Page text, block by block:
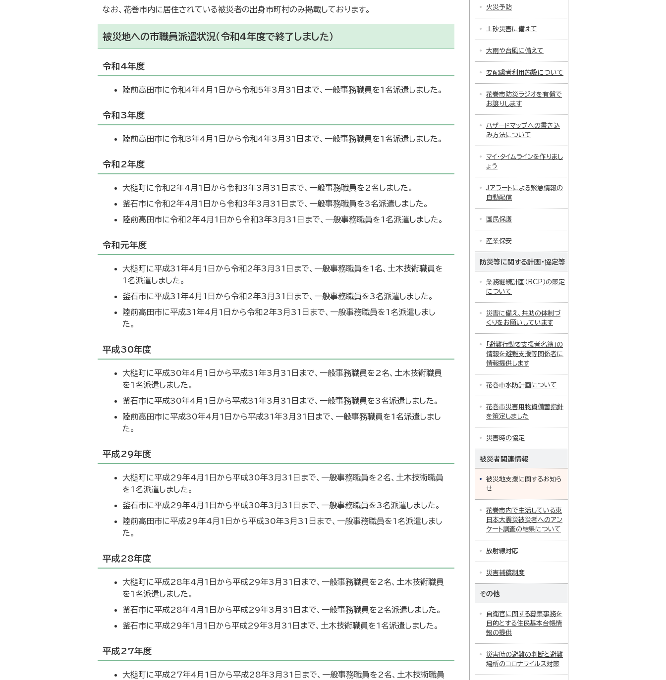
なお、花巻市内に居住されている被災者の出身市町村のみ掲載しております。
被災地への市職員派遣状況（令和4年度で終了しました）
令和4年度
陸前高田市に令和4年4月1日から令和5年3月31日まで、一般事務職員を1名派遣しました。
令和3年度
陸前高田市に令和3年4月1日から令和4年3月31日まで、一般事務職員を1名派遣しました。
令和2年度
大槌町に令和2年4月1日から令和3年3月31日まで、一般事務職員を2名しました。
釜石市に令和2年4月1日から令和3年3月31日まで、一般事務職員を3名派遣しました。
陸前高田市に令和2年4月1日から令和3年3月31日まで、一般事務職員を1名派遣しました。
令和元年度
大槌町に平成31年4月1日から令和2年3月31日まで、一般事務職員を1名、土木技術職員を
1名派遣しました。
釜石市に平成31年4月1日から令和2年3月31日まで、一般事務職員を3名派遣しました。
陸前高田市に平成31年4月1日から令和2年3月31日まで、一般事務職員を1名派遣しまし
た。
平成30年度
大槌町に平成30年4月1日から平成31年3月31日まで、一般事務職員を2名、土木技術職員
を1名派遣しました。
釜石市に平成30年4月1日から平成31年3月31日まで、一般事務職員を3名派遣しました。
陸前高田市に平成30年4月1日から平成31年3月31日まで、一般事務職員を1名派遣しまし
た。
平成29年度
大槌町に平成29年4月1日から平成30年3月31日まで、一般事務職員を2名、土木技術職員
を1名派遣しました。
釜石市に平成29年4月1日から平成30年3月31日まで、一般事務職員を3名派遣しました。
陸前高田市に平成29年4月1日から平成30年3月31日まで、一般事務職員を1名派遣しまし
た。
平成28年度
大槌町に平成28年4月1日から平成29年3月31日まで、一般事務職員を2名、土木技術職員
を1名派遣しました。
釜石市に平成28年4月1日から平成29年3月31日まで、一般事務職員を2名派遣しました。
釜石市に平成29年1月1日から平成29年3月31日まで、土木技術職員を1名派遣しました。
平成27年度
大槌町に平成27年4月1日から平成28年3月31日まで、一般事務職員を2名、土木技術職員
火災予防
土砂災害に備えて
大雨や台風に備えて
要配慮者利用施設について
花巻市防災ラジオを有償で
お譲りします
ハザードマップへの書き込
み方法について
マイ・タイムラインを作りまし
ょう
Jアラートによる緊急情報の
自動配信
国民保護
産業保安
防災等に関する計画・協定等
業務継続計画（BCP）の策定
について
災害に備え、共助の体制づ
くりをお願いしています
「避難行動要支援者名簿」の
情報を避難支援等関係者に
情報提供します
花巻市水防計画について
花巻市災害用物資備蓄指針
を策定しました
災害時の協定
被災者関連情報
被災地支援に関するお知ら
せ
花巻市内で生活している東
日本大震災被災者へのアン
ケート調査の結果について
放射線対応
災害補償制度
その他
自衛官に関する募集事務を
目的とする住民基本台帳情
報の提供
災害時の避難の判断と避難
場所のコロナウイルス対策